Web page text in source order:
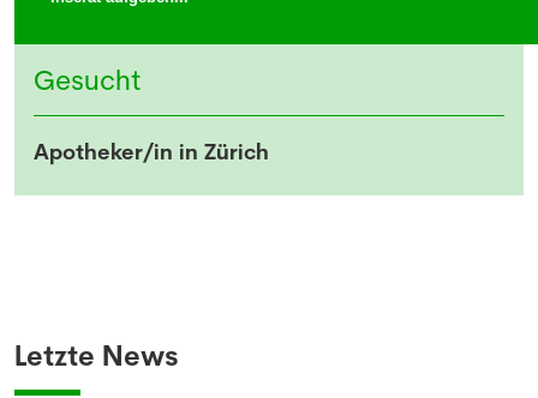
Inserat aufgeben...
Gesucht
Apotheker/in in Zürich
NEWSLETTER
Stellenangebote und News aus der Welt der